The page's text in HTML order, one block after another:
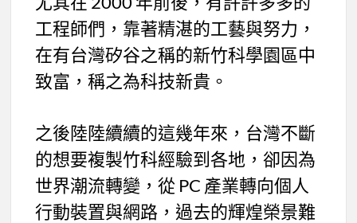
工程師們，靠著精湛的工藝與努力，
在有台灣矽谷之稱的新竹科學園區中
致富，稱之為科技新貴。
之後陸陸續續的這幾年來，台灣不斷
的想要複製竹科經驗到各地，卻因為
世界潮流轉變，從 PC 產業轉向個人
行動裝置與網路，過去的輝煌榮景難